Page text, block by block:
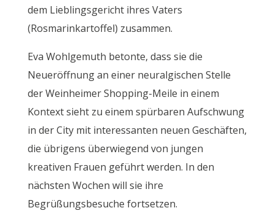
dem Lieblingsgericht ihres Vaters
(Rosmarinkartoffel) zusammen.
Eva Wohlgemuth betonte, dass sie die
Neueröffnung an einer neuralgischen Stelle
der Weinheimer Shopping-Meile in einem
Kontext sieht zu einem spürbaren Aufschwung
in der City mit interessanten neuen Geschäften,
die übrigens überwiegend von jungen
kreativen Frauen geführt werden. In den
nächsten Wochen will sie ihre
Begrüßungsbesuche fortsetzen.